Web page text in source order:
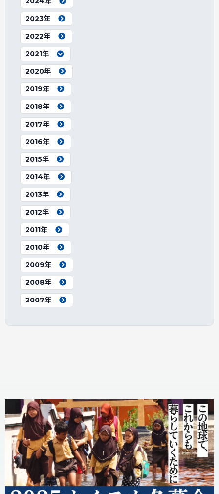
2023年
2022年
2021年
2020年
2019年
2018年
2017年
2016年
2015年
2014年
2013年
2012年
2011年
2010年
2009年
2008年
2007年